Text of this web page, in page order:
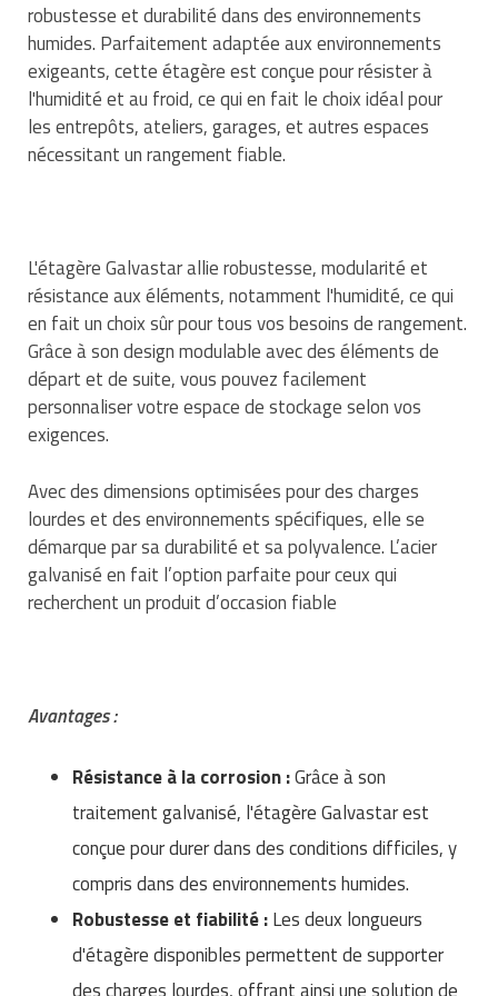
Ustensile cuisine professionnel
Vêtements personnalisés
Vitrines pour magasin
Traitement de l'air
Traitement des eaux
Trancheuse professionnelle
Transformateur électrique
Tuyau flexible
Tuyau galvanisé
Tuyau renforcé
Ventilateurs et aération d'atelier
Tapis de bureau
Tapis et caillebotis
Traitement des surfaces
Equipements de football
Equipements de karting
Equipements pour patinage
Equipements pour roller
Equipements pour stade et terrain
sportif
Jeu gymnique
Loisirs
Matériel de musculation
Vêtement sportif
Pétrin professionnel
Piano de cuisson
Plats et plateaux
Présentoir pour restaurant
Réchaud professionnel
Réfrigérateur professionnel
Restauration foraine
Robinetterie professionnelle
Rôtisserie professionnelle
Sautause professionnelle
Vaisselle restaurant
Vitrines réfrigérées
robustesse et durabilité dans des environnements
humides. Parfaitement adaptée aux environnements
exigeants, cette étagère est conçue pour résister à
l'humidité et au froid, ce qui en fait le choix idéal pour
les entrepôts, ateliers, garages, et autres espaces
nécessitant un rangement fiable.
L'étagère Galvastar allie robustesse, modularité et
résistance aux éléments, notamment l'humidité, ce qui
en fait un choix sûr pour tous vos besoins de rangement.
Grâce à son design modulable avec des éléments de
départ et de suite, vous pouvez facilement
personnaliser votre espace de stockage selon vos
exigences.
Avec des dimensions optimisées pour des charges
lourdes et des environnements spécifiques, elle se
démarque par sa durabilité et sa polyvalence. L’acier
galvanisé en fait l’option parfaite pour ceux qui
recherchent un produit d’occasion fiable
Avantages :
Résistance à la corrosion :Grâce à son
traitement galvanisé, l'étagère Galvastar est
conçue pour durer dans des conditions difficiles, y
compris dans des environnements humides.
Robustesse et fiabilité :Les deux longueurs
d'étagère disponibles permettent de supporter
des charges lourdes, offrant ainsi une solution de